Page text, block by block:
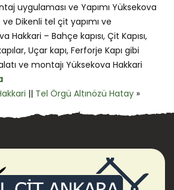
uygulaması ve Yapımı Yüksekova
Dikenli tel çit yapımı ve
Hakkari – Bahçe kapısı, Çit Kapısı,
Uçar kapı, Ferforje Kapı gibi
ve montajı Yüksekova Hakkari
|| Tel Örgü Altınözü Hatay »